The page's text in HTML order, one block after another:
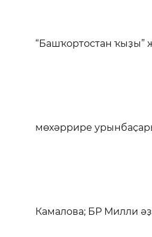
“Башҡортостан ҡыҙы”
мөхәррире
Камалова; БР Милли